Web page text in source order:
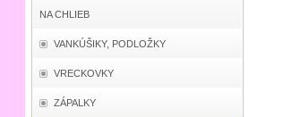
NA CHLIEB
VANKÚŠIKY, PODLOŽKY
VRECKOVKY
ZÁPALKY